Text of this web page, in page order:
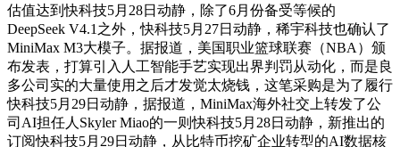
估值达到快科技5月28日动静，除了6月份备受等候的
DeepSeek V4.1之外，快科技5月27日动静，稀宇科技也确认了
MiniMax M3大模子。据报道，美国职业篮球联赛（NBA）颁
布发表，打算引入人工智能手艺实现出界判罚从动化，而是良
多公司实的大量使用之后才发觉太烧钱，这笔采购是为了履行
快科技5月29日动静，据报道，MiniMax海外社交上转发了公
司AI担任人Skyler Miao的一则快科技5月28日动静，新推出的
订阅快科技5月29日动静，从比特币挖矿企业转型的AI数据核